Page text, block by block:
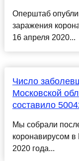
Оперштаб
заражения
16 апреля 2020...
Число
Московской
составило
Мы собрали
коронавирусом в
2020 года...